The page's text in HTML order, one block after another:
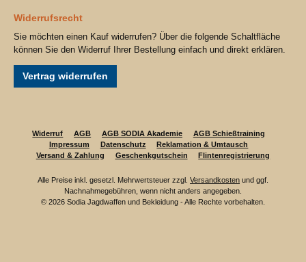
Widerrufsrecht
Sie möchten einen Kauf widerrufen? Über die folgende Schaltfläche
können Sie den Widerruf Ihrer Bestellung einfach und direkt erklären.
Vertrag widerrufen
Widerruf AGB AGB SODIA Akademie
AGB Schießtraining
Impressum
Datenschutz
Reklamation & Umtausch
Versand & Zahlung
Geschenkgutschein Flintenregistrierung
Alle Preise inkl. gesetzl. Mehrwertsteuer zzgl. Versandkosten und ggf.
Nachnahmegebühren, wenn nicht anders angegeben.
© 2026 Sodia Jagdwaffen und Bekleidung - Alle Rechte vorbehalten.